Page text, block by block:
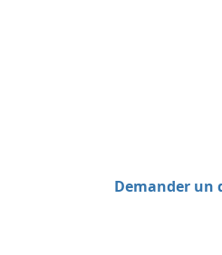
Demander un